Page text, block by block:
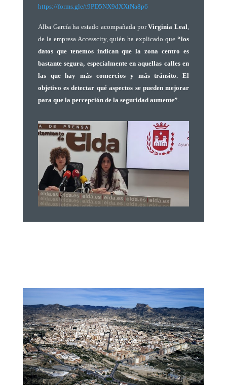
https://forms.gle/t9PD5NX9dXXtNa8p6
Alba García ha estado acompañada porVirginia Leal,
de la empresa Accesscity, quién ha explicado que“los
datos que tenemos indican que la zona centro es
bastante segura, especialmente en aquellas calles en
las que hay más comercios y más tránsito. El
objetivo es detectar qué aspectos se pueden mejorar
para que la percepción de la seguridad aumente”.